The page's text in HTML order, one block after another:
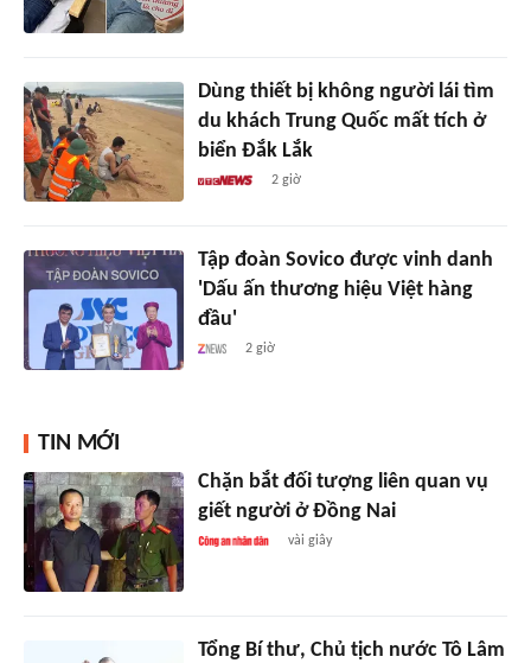
Dùng thiết bị không người lái tìm
du khách Trung Quốc mất tích ở
biển Đắk Lắk
2 giờ
Tập đoàn Sovico được vinh danh
'Dấu ấn thương hiệu Việt hàng
đầu'
2 giờ
TIN MỚI
Chặn bắt đối tượng liên quan vụ
giết người ở Đồng Nai
vài giây
Tổng Bí thư, Chủ tịch nước Tô Lâm